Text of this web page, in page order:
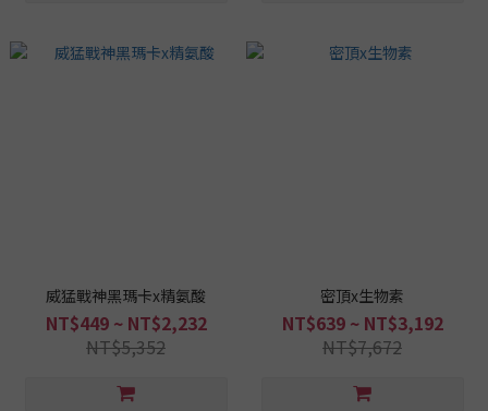
威猛戰神黑瑪卡x精氨酸
NT$449 ~ NT$2,232
NT$5,352
密頂x生物素
NT$639 ~ NT$3,192
NT$7,672